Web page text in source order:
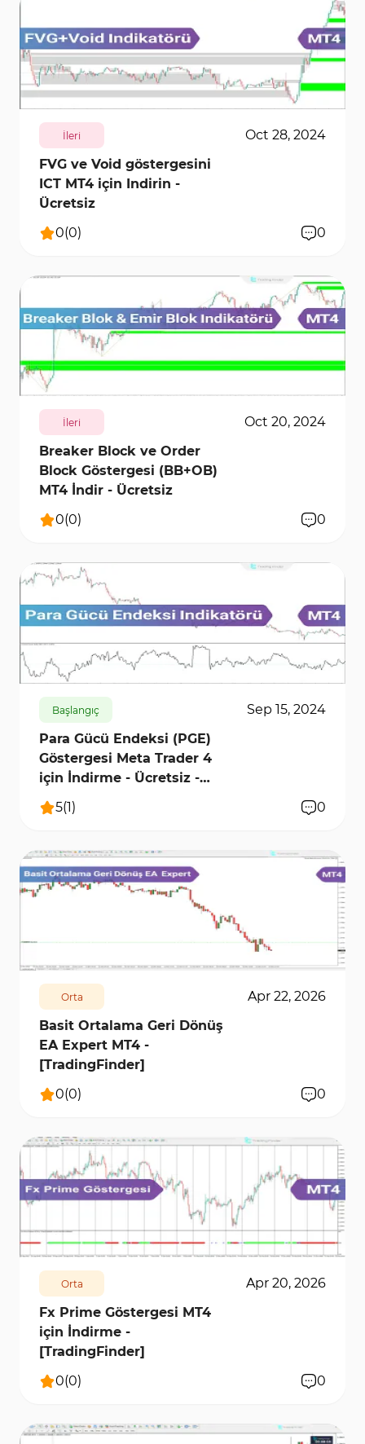
1102 11094 0
İleri
Oct 28, 2024
FVG ve Void göstergesini
ICT MT4 için Indirin -
Ücretsiz
0(0) 0
1576 10321 1
İleri
Oct 20, 2024
Breaker Block ve Order
Block Göstergesi (BB+OB)
MT4 İndir - Ücretsiz
0(0) 0
8763
Başlangıç
Sep 15, 2024
Para Gücü Endeksi (PGE)
Göstergesi Meta Trader 4
için İndirme - Ücretsiz -
[Trading Finder]
5(1) 0
Orta
Apr 22, 2026
Basit Ortalama Geri Dönüş
EA Expert MT4 -
[TradingFinder]
0(0) 0
Orta
Apr 20, 2026
Fx Prime Göstergesi MT4
için İndirme -
[TradingFinder]
0(0) 0